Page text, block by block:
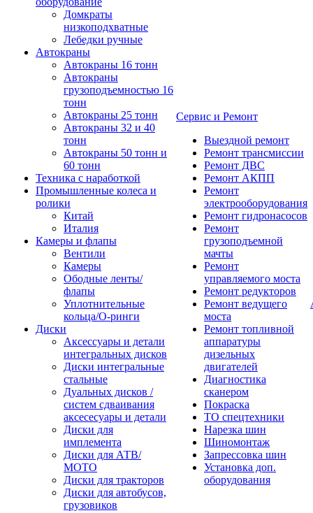
Домкраты
низкоподхватные
Лебедки ручные
Автокраны
Автокраны 16 тонн
Автокраны
грузоподъемностью 16
тонн
Автокраны 25 тонн
Автокраны 32 и 40
тонн
Автокраны 50 тонн и
60 тонн
Техника с наработкой
Промышленные колеса и
ролики
Китай
Италия
Камеры и флапы
Вентили
Камеры
Ободные ленты/
флапы
Уплотнительные
кольца/О-ринги
Диски
Аксессуары и детали
интегральных дисков
Диски интегральные
стальные
Дуальных дисков /
систем сдваивания
аксесесуары и детали
Диски для
имплемента
Диски для АТВ/
МОТО
Диски для тракторов
Диски для автобусов,
грузовиков
Сервис и Ремонт
Выездной ремонт
Ремонт трансмиссии
Ремонт ДВС
Ремонт АКПП
Ремонт
электрооборудования
Ремонт гидронасосов
Ремонт
грузоподъемной
мачты
Ремонт
управляемого моста
Ремонт редукторов
Ремонт ведущего
моста
Ремонт топливной
аппаратуры
дизельных
двигателей
Диагностика
сканером
Покраска
ТО спецтехники
Нарезка шин
Шиномонтаж
Запрессовка шин
Установка доп.
оборудования